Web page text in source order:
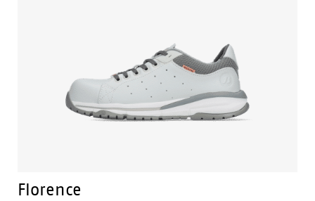
Florence